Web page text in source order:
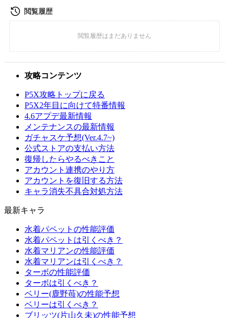
攻略コンテンツ
P5X攻略トップに戻る
P5X2年目に向けて特番情報
4.6アプデ最新情報
メンテナンスの最新情報
ガチャスケ予想(Ver.4.7~)
公式ストアの支払い方法
復帰したらやるべきこと
アカウント連携のやり方
アカウントを復旧する方法
キャラ消失不具合対処方法
最新キャラ
水着パペットの性能評価
水着パペットは引くべき？
水着マリアンの性能評価
水着マリアンは引くべき？
ターボの性能評価
ターボは引くべき？
ベリー(鹿野苺)の性能予想
ベリーは引くべき？
ブリッツ(片山久未)の性能予想